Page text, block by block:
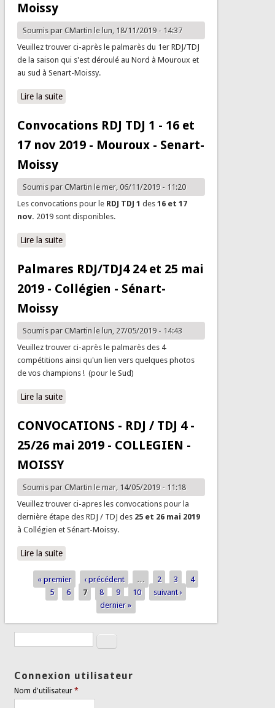
Moissy
Soumis par CMartinle lun, 18/11/2019 - 14:37
Veuillez trouver ci-après le palmarès du 1er RDJ/TDJ
de la saison qui s'est déroulé au Nord à Mouroux et
au sud à Senart-Moissy.
Lire la suitede Palmares RDJ/TDJ1 16 et 17 nov. 2019 - Mouroux /
Convocations RDJ TDJ 1 - 16 et
17 nov 2019 - Mouroux - Senart-
Moissy
Soumis par CMartinle mer, 06/11/2019 - 11:20
Les convocations pour le RDJ TDJ 1 des 16 et 17
nov. 2019 sont disponibles.
Lire la suitede Convocations RDJ TDJ 1 - 16 et 17 nov 2019 -
Palmares RDJ/TDJ4 24 et 25 mai
2019 - Collégien - Sénart-
Moissy
Soumis par CMartinle lun, 27/05/2019 - 14:43
Veuillez trouver ci-après le palmarès des 4
compétitions ainsi qu'un lien vers quelques photos
de vos champions ! (pour le Sud)
Lire la suitede Palmares RDJ/TDJ4 24 et 25 mai 2019 - Collégien -
CONVOCATIONS - RDJ / TDJ 4 -
25/26 mai 2019 - COLLEGIEN -
MOISSY
Soumis par CMartinle mar, 14/05/2019 - 11:18
Veuillez trouver ci-apres les convocations pour la
dernière étape des RDJ / TDJ des 25 et 26 mai 2019
à Collégien et Sénart-Moissy.
Lire la suitede CONVOCATIONS - RDJ / TDJ 4 - 25/26 mai 2019 -
Pages
« premier ‹ précédent … 2 3
4
5
6 7 8 9 10
suivant ›
dernier »
Formulaire de recherche
Rechercher
Connexion utilisateur
Nom d'utilisateur*